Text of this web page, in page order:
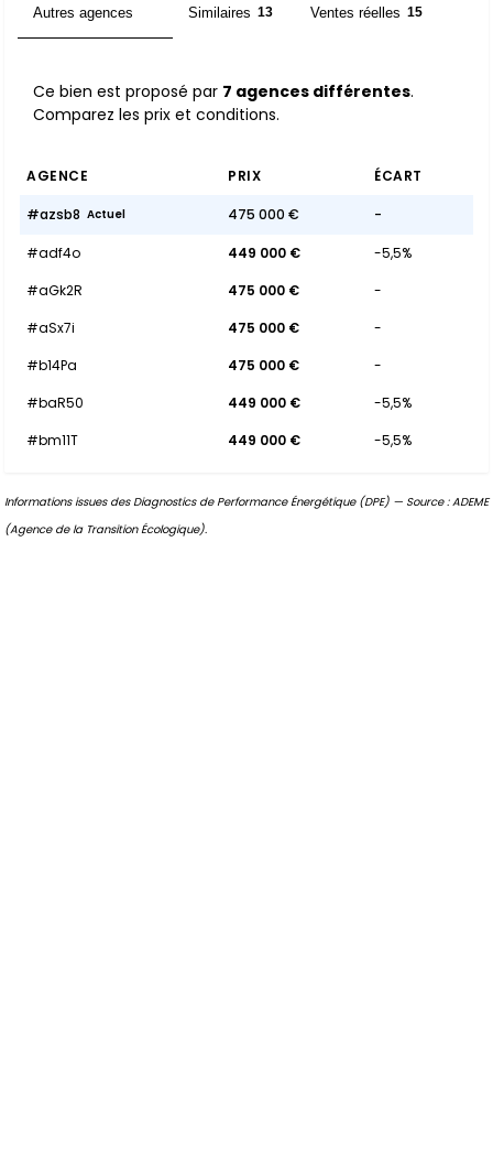
Autres agences Similaires 13 Ventes réelles 15
Ce bien est proposé par 7 agences différentes.
Comparez les prix et conditions.
AGENCE PRIX ÉCART
#azsb8 Actuel 475 000 € -
#adf4o 449 000 €
-5,5%
#aGk2R
475 000 €
-
#aSx7i
475 000 €
-
#b14Pa
475 000 €
-
#baR50
449 000 €
-5,5%
#bm11T
449 000 € -5,5%
Informations issues des Diagnostics de Performance Énergétique (DPE) — Source : ADEME
(Agence de la Transition Écologique).